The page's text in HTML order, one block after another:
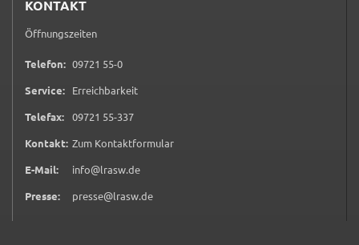
KONTAKT
Öffnungszeiten
Telefon: 09721 55-00 9 7 2 1 5 5 0
Service: Erreichbarkeit
Telefax: 09721 55-3370 9 7 2 1 5 5 3 3 7
Kontakt: Zum Kontaktformular(öffnet in neuem Tab)
E-Mail:
info@lrasw.de
Presse:
presse@lrasw.de
ermöglichen.
unserenDatenschutzhinweisen
Anbieter:
Einwilligung erweiterter Datenschutzmodus